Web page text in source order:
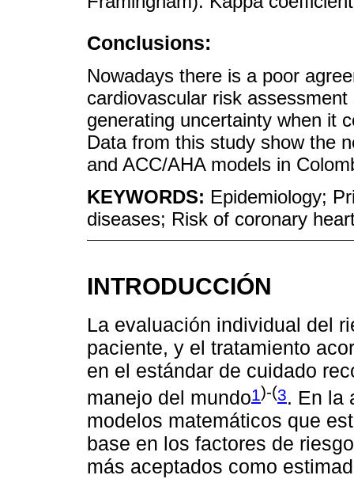
Conclusions:
Nowadays there is a poor
cardiovascular risk
generating uncertainty when it
Data from this study show the
and ACC/AHA models in
KEYWORDS: Epidemiology;
diseases; Risk of coronary
INTRODUCCIÓN
La evaluación individual del
paciente, y el tratamiento
en el estándar de cuidado
manejo del mundo1)-(3. En la
modelos matemáticos que
base en los factores de
más aceptados como